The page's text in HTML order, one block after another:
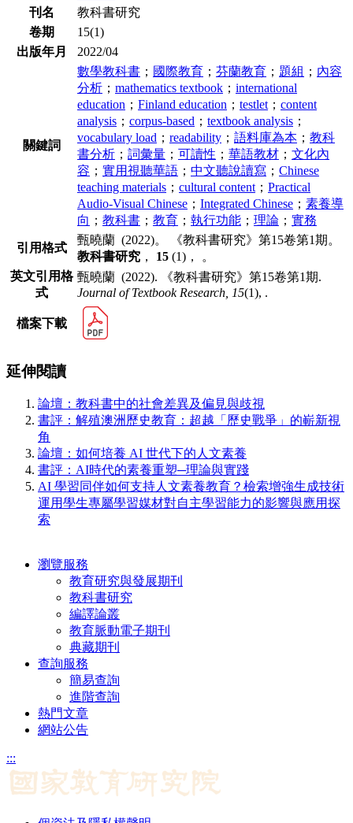
刊名
教科書研究
卷期
15(1)
出版年月
2022/04
關鍵詞
數學教科書 ； 國際教育 ； 芬蘭教育 ； 題組 ； 內容
分析 ； mathematics textbook ； international
education ； Finland education ； testlet ； content
analysis ； corpus-based ； textbook analysis ；
vocabulary load ； readability ； 語料庫為本 ； 教科
書分析 ； 詞彙量 ； 可讀性 ； 華語教材 ； 文化內
容 ； 實用視聽華語 ； 中文聽說讀寫 ； Chinese
teaching materials ； cultural content ； Practical
Audio-Visual Chinese ； Integrated Chinese ； 素養導
向 ； 教科書 ； 教育 ； 執行功能 ； 理論 ； 實務
引用格式
甄曉蘭 (2022)。 《教科書研究》第15卷第1期。
教科書研究 ， 15 (1)， 。
英文引用格
式
甄曉蘭 (2022). 《教科書研究》第15卷第1期.
Journal of Textbook Research, 15(1), .
檔案下載
延伸閱讀
論壇：教科書中的社會差異及偏見與歧視
書評：解殖澳洲歷史教育：超越「歷史戰爭」的嶄新視
角
論壇：如何培養 AI 世代下的人文素養
書評：AI時代的素養重塑─理論與實踐
AI 學習同伴如何支持人文素養教育？檢索增強生成技術
運用學生專屬學習媒材對自主學習能力的影響與應用探
索
瀏覽服務
教育研究與發展期刊
教科書研究
編譯論叢
教育脈動電子期刊
典藏期刊
查詢服務
簡易查詢
進階查詢
熱門文章
網站公告
:::